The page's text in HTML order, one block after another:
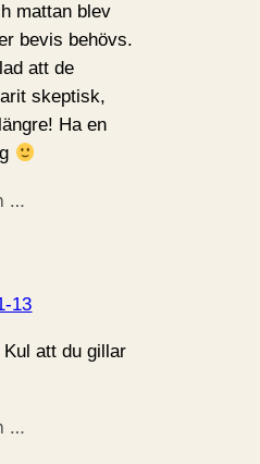
mattan blev
bevis behövs.
att de
skeptisk,
Ha en
…
13
Kul att du gillar
…